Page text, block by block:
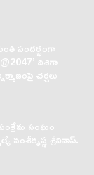
సందర్భంగా
దిశగా
చర్చలు
సంఘం
వంశీకృష్ణ శ్రీనివాస్.